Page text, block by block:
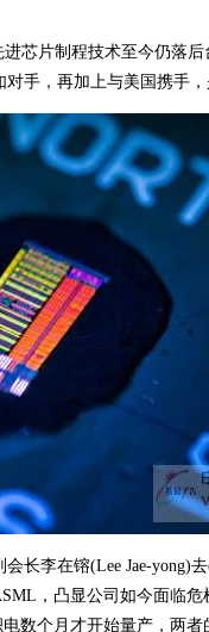
芯片制程技术至今仍落
手，再加上与美国携手
李在镕(Lee Jae-yong)
，凸显公司如今面临
数个月才开始量产，两